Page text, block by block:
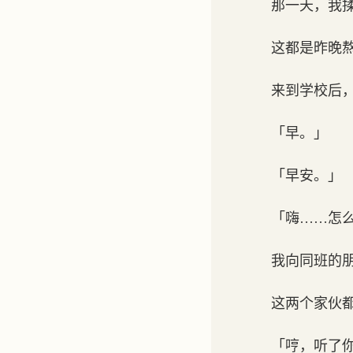
那一天，我
这都是昨晚
来到学校后
「早。」
「早安。」
「嗨……怎
我向同班的
这两个家伙
「哼，听了